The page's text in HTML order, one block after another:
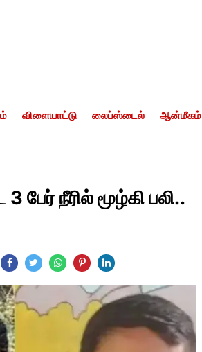
விளையாட்டு லைப்ஸ்டைல் ஆன்மீகம்
பேர் நீரில் மூழ்கி பலி..